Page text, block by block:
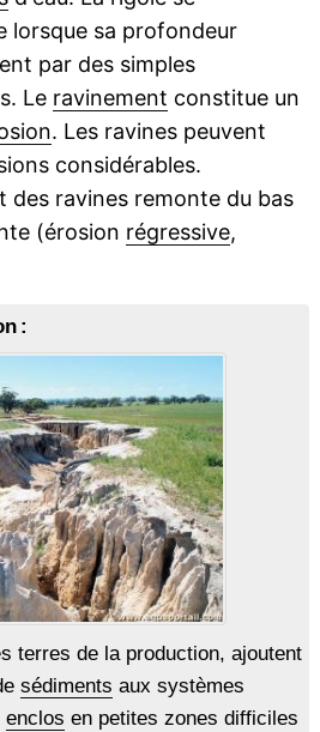
lorsque sa profondeur
par des simples
Le ravinement constitue un
. Les ravines peuvent
considérables.
des ravines remonte du bas
(érosion régressive,
:
terres de la production, ajoutent
sédiments aux systèmes
enclos en petites zones difficiles